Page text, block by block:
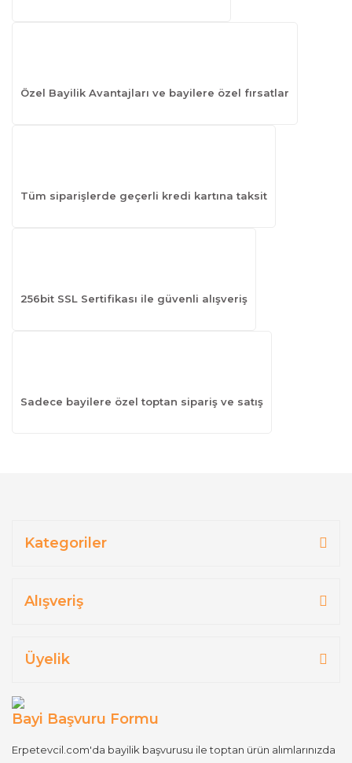
Özel Bayilik Avantajları ve bayilere özel fırsatlar
Tüm siparişlerde geçerli kredi kartına taksit
256bit SSL Sertifikası ile güvenli alışveriş
Sadece bayilere özel toptan sipariş ve satış
Kategoriler
Alışveriş
Üyelik
Bayi Başvuru Formu
Erpetevcil.com'da bayilik başvurusu ile toptan ürün alımlarınızda